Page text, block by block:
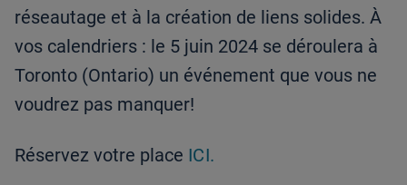
réseautage et à la création de liens solides. À
vos calendriers : le 5 juin 2024 se déroulera à
Toronto (Ontario) un événement que vous ne
voudrez pas manquer!
Réservez votre place ICI.